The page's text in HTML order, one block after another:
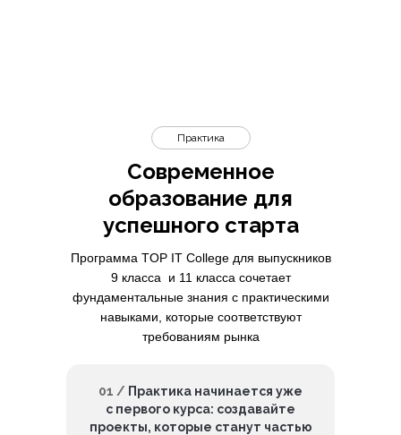
Современное
образование для
успешного старта
Практика
Программа TOP IT College для выпускников
9 класса и 11 класса сочетает
фундаментальные знания с практическими
навыками, которые соответствуют
требованиям рынка
01 / Практика начинается уже
с первого курса: создавайте
проекты, которые станут частью